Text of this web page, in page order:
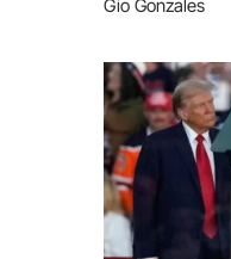
Gio Gonzales